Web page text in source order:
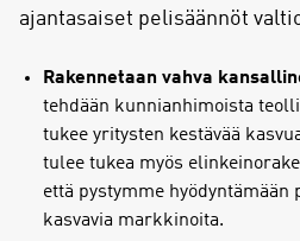
ajantasaiset pelisäännöt
Rakennetaan vahva
tehdään kunnianhimoista
tukee yritysten kestävää
tulee tukea myös
että pystymme hyödyntämään
kasvavia markkinoita.